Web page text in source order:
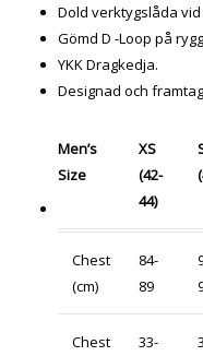
Dold verktygslåda
Gömd D -Loop på
YKK Dragkedja.
Designad och
Men’s
Size
XS
(42-
44)
Chest
(cm)
84-
89
Chest
33-